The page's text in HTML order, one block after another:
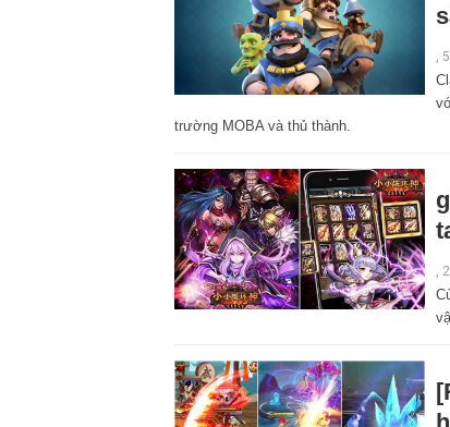
trường MOBA và thủ thành.
,